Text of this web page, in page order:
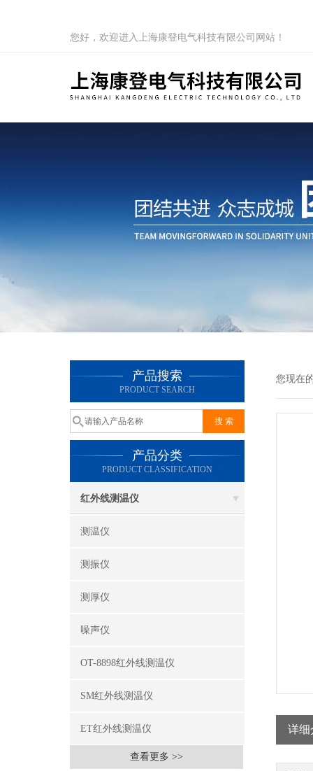
您好，欢迎进入上海康登电气科技有限公司网站！
产品搜索
PRODUCT SEARCH
产品分类
PRODUCT CLASSIFICATION
红外线测温仪
测温仪
测振仪
测厚仪
噪声仪
OT-8898红外线测温仪
SM红外线测温仪
ET红外线测温仪
查看更多 >>
您现在
详细